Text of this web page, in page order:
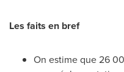
Les faits en bref
On estime que 26